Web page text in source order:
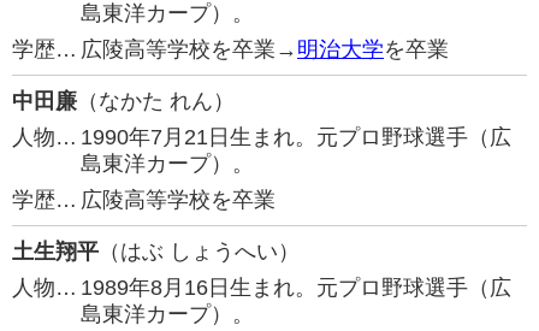
島東洋カープ）。
学歴… 広陵高等学校を卒業→ 明治大学を卒業
中田廉 （なかた れん）
人物… 1990年7月21日生まれ。元プロ野球選手（広
島東洋カープ）。
学歴… 広陵高等学校を卒業
土生翔平 （はぶ しょうへい）
人物… 1989年8月16日生まれ。元プロ野球選手（広
島東洋カープ）。